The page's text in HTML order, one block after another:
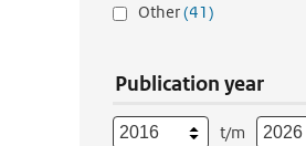
Other(41)
Publication year
t/m